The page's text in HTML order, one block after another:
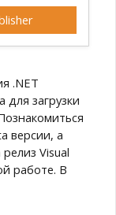
.NET
для загрузки
версии, а
Visual
работе. В